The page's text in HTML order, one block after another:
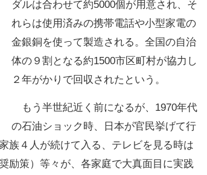
ダルは合わせて約5000個が用意され、そ
れらは使用済みの携帯電話や小型家電の
金銀銅を使って製造される。全国の自治
体の９割となる約1500市区町村が協力し
２年がかりで回収されたという。
もう半世紀近く前になるが、1970年代
の石油ショック時、日本が官民挙げて行
族４人が続けて入る、テレビを見る時は
励策）等々が、各家庭で大真面目に実践